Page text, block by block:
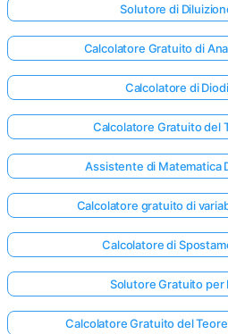
Accedi
qui!
Solutore di
Calcolatore Gratuito di
Calcolatore di
Calcolatore Gratuito del
Assistente di Matematica
Calcolatore gratuito di
Calcolatore di
Solutore Gratuito per
Calcolatore Gratuito del